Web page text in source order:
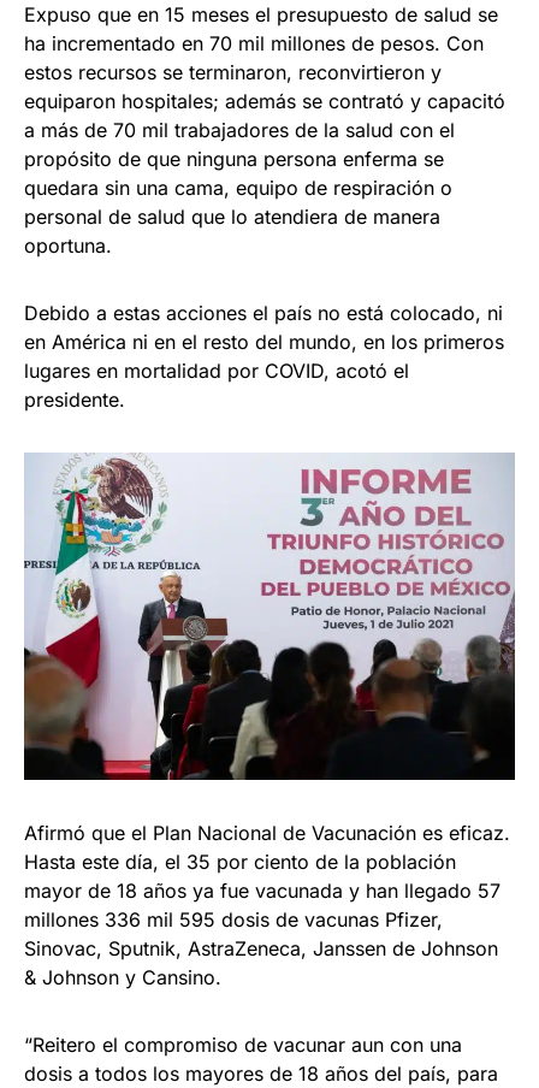
Expuso que en 15 meses el presupuesto de salud se
ha incrementado en 70 mil millones de pesos. Con
estos recursos se terminaron, reconvirtieron y
equiparon hospitales; además se contrató y capacitó
a más de 70 mil trabajadores de la salud con el
propósito de que ninguna persona enferma se
quedara sin una cama, equipo de respiración o
personal de salud que lo atendiera de manera
oportuna.
Debido a estas acciones el país no está colocado, ni
en América ni en el resto del mundo, en los primeros
lugares en mortalidad por COVID, acotó el
presidente.
Afirmó que el Plan Nacional de Vacunación es eficaz.
Hasta este día, el 35 por ciento de la población
mayor de 18 años ya fue vacunada y han llegado 57
millones 336 mil 595 dosis de vacunas Pfizer,
Sinovac, Sputnik, AstraZeneca, Janssen de Johnson
& Johnson y Cansino.
“Reitero el compromiso de vacunar aun con una
dosis a todos los mayores de 18 años del país, para